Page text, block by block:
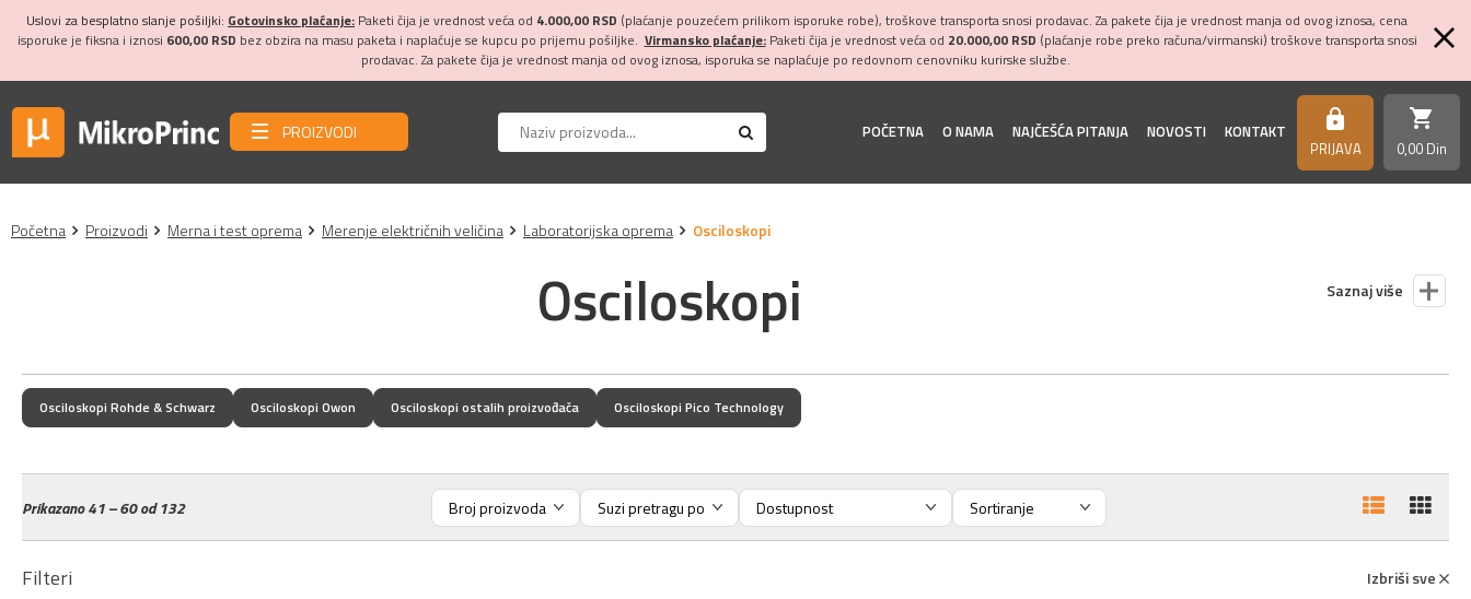
Uslovi za besplatno slanje pošiljki: Gotovinsko plaćanje: Paketi čija je vrednost veća od 4.000,00 RSD (plaćanje pouzećem prilikom isporuke robe), troškove transporta snosi prodavac. Za pakete čija je vrednost manja od ovog iznosa, cena
isporuke je fiksna i iznosi 600,00 RSD bez obzira na masu paketa i naplaćuje se kupcu po prijemu pošiljke. Virmansko plaćanje:Paketi čija je vrednost veća od 20.000,00 RSD (plaćanje robe preko računa/virmanski) troškove transporta snosi
prodavac. Za pakete čija je vrednost manja od ovog iznosa, isporuka se naplaćuje po redovnom cenovniku kurirske službe.
PROIZVODI POČETNA O NAMA NAJČEŠĆA PITANJA NOVOSTI KONTAKT https
PRIJAVA
shopping_cart
0,00 Din
Početna Proizvodi Merna i test oprema Merenje električnih veličina Laboratorijska oprema Osciloskopi
Osciloskopi Saznaj više
Osciloskopi Rohde & Schwarz Osciloskopi Owon Osciloskopi ostalih proizvođača Osciloskopi Pico Technology
Prikazano41 – 60 od 132
Filteri Izbriši sve